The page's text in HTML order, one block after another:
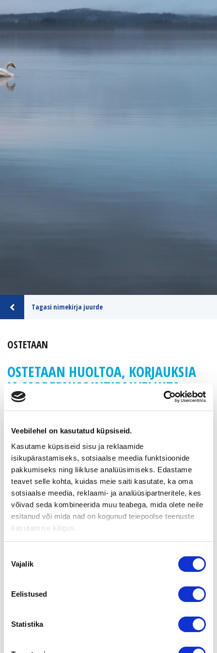
Veebilehel on kasutatud küpsiseid.
Kasutame küpsiseid sisu ja reklaamide
isikupärastamiseks, sotsiaalse meedia funktsioonide
pakkumiseks ning liikluse analüüsimiseks. Edastame
teavet selle kohta, kuidas meie saiti kasutate, ka oma
sotsiaalse meedia, reklaami- ja analüüsipartneritele, kes
võivad seda kombineerida muu teabega, mida olete neile
esitanud või mida nad on kogunud teiepoolse teenuste
kasutamise käigus.
valik
Vajalik
Eelistused
Statistika
Tagasi nimekirja juurde
OSTETAAN
OSTETAAN HUOLTOA, KORJAUKSIA
JA MODERNISOINTIPALVELUITA
TARJOAVIA
Teave ostja soovitud objekti
Ostajaa kiinnostavat talotekniikkayritykset, joiden
liiketoiminnan palvelutarjontaan kuuluvat huolto, korjaus ja
modernisointipalvelut sekä LVI-alan yritykset, joiden palvelut
voivat kattaa ilmanvaihdon, lämmityksen, kylmän, putket,
sähkön ja turvatekniikan.
Lisateabe saamiseks võtke palun ühendust
Tel010 2864 011